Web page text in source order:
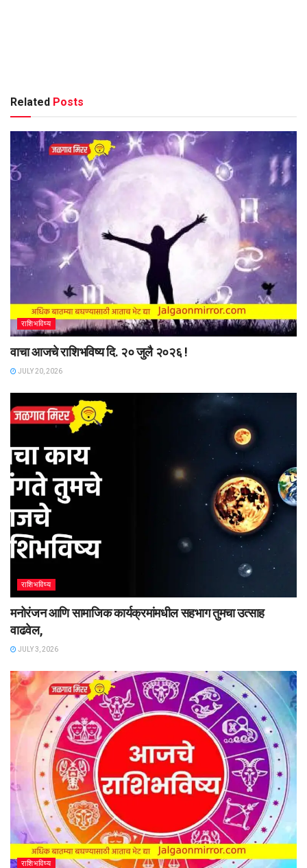
Related Posts
राशिभविष्य
वाचा आजचे राशिभविष्य दि. २० जुलै २०२६ !
JULY 20, 2026
राशिभविष्य
मनोरंजन आणि सामाजिक कार्यक्रमांमधील सहभाग तुमचा उत्साह
वाढवेल,
JULY 3, 2026
राशिभविष्य